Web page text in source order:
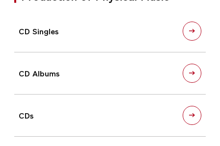
CD Singles
CD Albums
CDs